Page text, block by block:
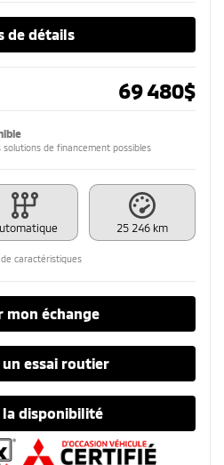
de détails
69 480$
de financement possibles
25 246 km
de caractéristiques
mon échange
essai routier
la disponibilité